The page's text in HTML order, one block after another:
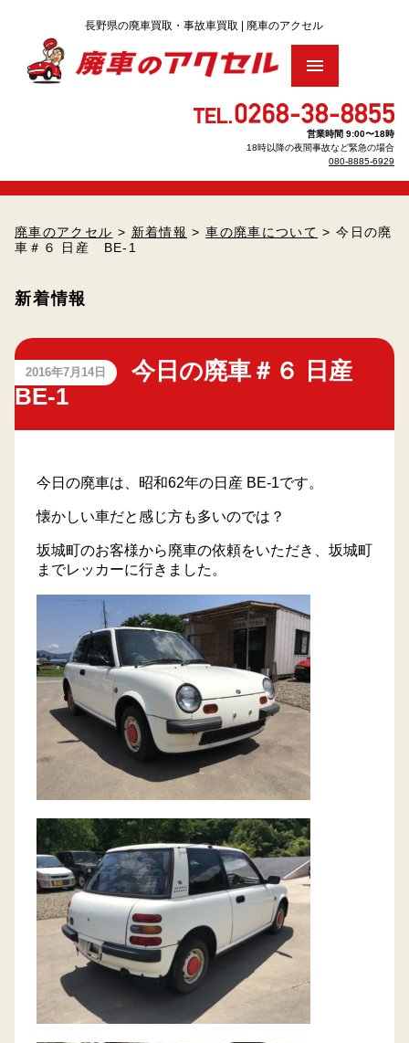
廃車手続きについて
廃車・解体Q＆A
査定のお申し込み
パーツのお見積もり
会社概要
プライバシーポリシー
サイトマップ
営業時間 9:00〜18時
18時以降の夜間事故など緊急の場合
080-8885-6929
廃車のアクセル > 新着情報 >車の廃車について > 今日の廃
車＃６ 日産 BE-1
新着情報
2016年7月14日
今日の廃車＃６ 日産
BE-1
今日の廃車は、昭和62年の日産 BE-1です。
懐かしい車だと感じ方も多いのでは？
坂城町のお客様から廃車の依頼をいただき、坂城町
までレッカーに行きました。